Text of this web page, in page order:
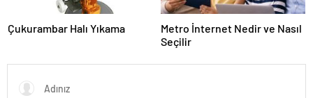
Çukurambar Halı Yıkama
Metro İnternet Nedir ve Nasıl
Seçilir